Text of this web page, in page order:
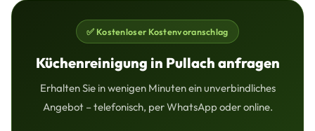
✅ Kostenloser Kostenvoranschlag
Küchenreinigung in Pullach anfragen
Erhalten Sie in wenigen Minuten ein unverbindliches
Angebot – telefonisch, per WhatsApp oder online.